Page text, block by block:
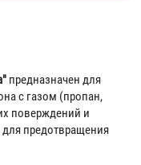
предназначен для
с газом (пропан,
поверждений и
предотвращения